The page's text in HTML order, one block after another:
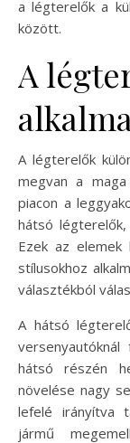
a légterelők a
között.
A
A légterelők
megvan a
piacon a
hátsó
Ezek az elemek
stílusokhoz
választékból
A hátsó
hátsó részén
növelése nagy
lefelé irányítva
jármű